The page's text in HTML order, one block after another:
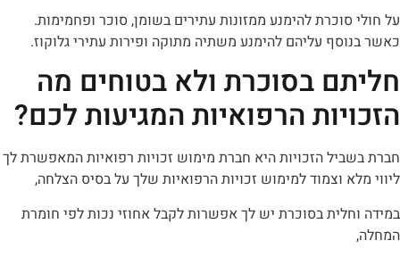
להימנע ממזונות עתירים בשומן, סוכר ופחמימות.
עליהם להימנע משתיה מתוקה ופירות עתירי גלוקוז.
בסוכרת ולא בטוחים מה
הרפואיות המגיעות לכם?
הזכויות היא חברת מימוש זכויות רפואיות המאפשרת לך
וצמוד למימוש זכויות הרפואיות שלך על בסיס הצלחה,
בסוכרת יש לך אפשרות לקבל אחוזי נכות לפי חומרת